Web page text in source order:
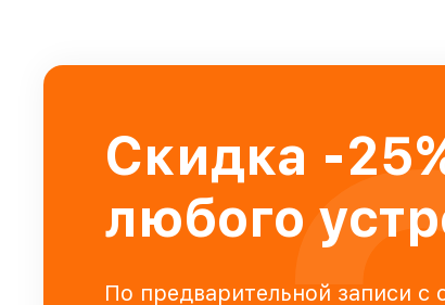
Скидка -
любого
По предварительной записи с